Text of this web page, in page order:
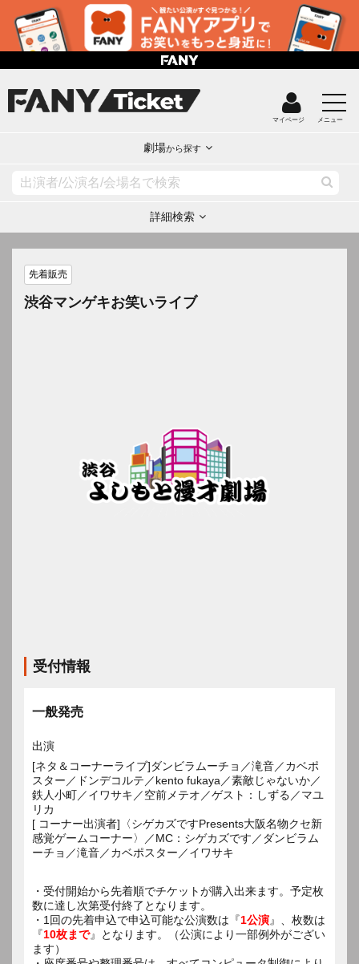
マイページ メニュー
劇場から探す
詳細検索
先着販売
渋谷マンゲキお笑いライブ
受付情報
一般発売
出演
[ネタ＆コーナーライブ]ダンビラムーチョ／滝音／カベポ
スター／ドンデコルテ／kento fukaya／素敵じゃないか／
鉄人小町／イワサキ／空前メテオ／ゲスト：しずる／マユ
リカ
[ コーナー出演者]〈シゲカズですPresents大阪名物クセ新
感覚ゲームコーナー〉／MC：シゲカズです／ダンビラム
ーチョ／滝音／カベポスター／イワサキ
・受付開始から先着順でチケットが購入出来ます。予定枚
数に達し次第受付終了となります。
・1回の先着申込で申込可能な公演数は『1公演』、枚数は
『10枚まで』となります。（公演により一部例外がござい
ます）